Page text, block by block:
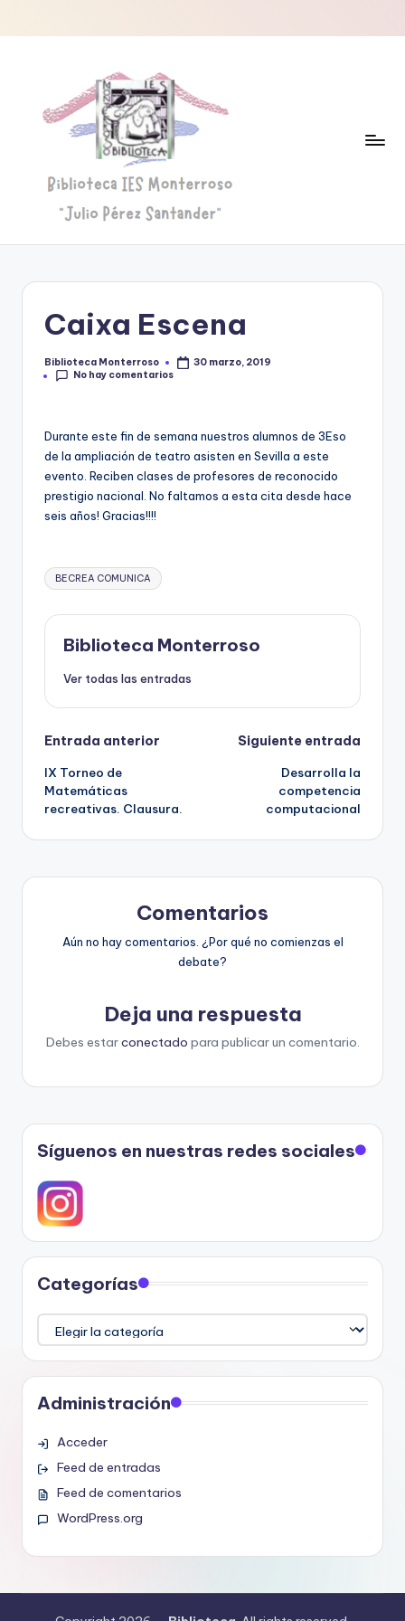
Saltar
Caixa Escena
Publicado
por
Biblioteca Monterroso
30 marzo, 2019
No hay comentarios
Durante este fin de semana nuestros alumnos de 3Eso
de la ampliación de teatro asisten en Sevilla a este
evento. Reciben clases de profesores de reconocido
prestigio nacional. No faltamos a esta cita desde hace
seis años! Gracias!!!!
Etiquetas:
BECREA COMUNICA
Biblioteca Monterroso
Ver todas las entradas
Navegación
de
entradas
Entrada anterior
IX Torneo de
Matemáticas
recreativas. Clausura.
Siguiente entrada
Desarrolla la
competencia
computacional
Comentarios
Aún no hay comentarios. ¿Por qué no comienzas el
debate?
Deja una respuesta
Debes estarconectado para publicar un comentario.
Síguenos en nuestras redes sociales
Categorías
Categorías
Administración
Acceder
Feed de entradas
Feed de comentarios
WordPress.org